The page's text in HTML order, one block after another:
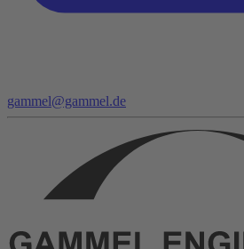
gammel@gammel.de